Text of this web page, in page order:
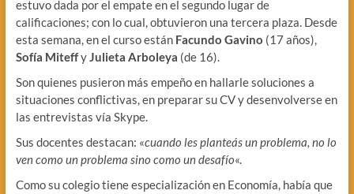
estuvo dada por el empate en el segundo lugar de
calificaciones; con lo cual, obtuvieron una tercera plaza. Desde
esta semana, en el curso están Facundo Gavino (17 años),
Sofía MiteffyJulieta Arboleya (de 16).
Son quienes pusieron más empeño en hallarle soluciones a
situaciones conflictivas, en preparar su CV y desenvolverse en
las entrevistas vía Skype.
Sus docentes destacan: «cuando les planteás un problema, no lo
ven como un problema sino como un desafío«.
Como su colegio tiene especialización en Economía, había que